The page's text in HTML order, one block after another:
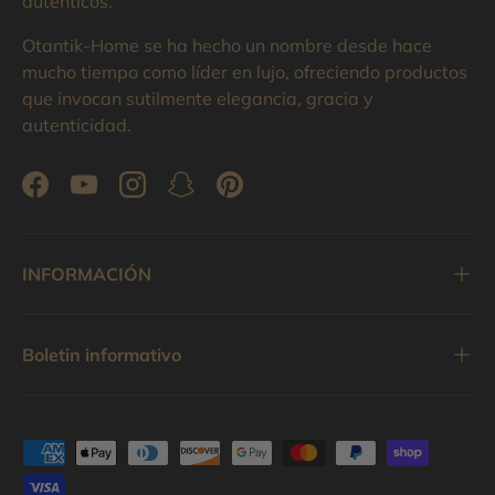
Otantik-Home se ha hecho un nombre desde hace
mucho tiempo como líder en lujo, ofreciendo productos
que invocan sutilmente elegancia, gracia y
autenticidad.
FacebookYouTubeInstagramSnapchatPinterest
INFORMACIÓN
Boletin informativo
Formas de pago aceptadas